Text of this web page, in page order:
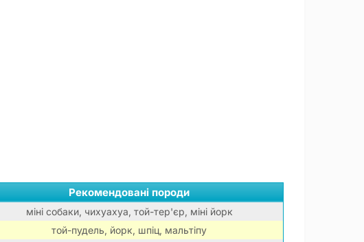
Рекомендовані породи
міні собаки, чихуахуа, той-тер'єр, міні йорк
той-пудель, йорк, шпіц, мальтіпу